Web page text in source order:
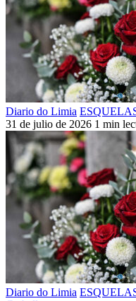
Diario do Limia
31 de julio de 2026 1 min
Diario do Limia